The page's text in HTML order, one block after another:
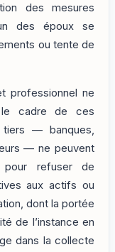
des mesures
des époux se
ou tente de
professionnel ne
cadre de ces
— banques,
— ne peuvent
pour refuser de
aux actifs ou
dont la portée
de l’instance en
dans la collecte